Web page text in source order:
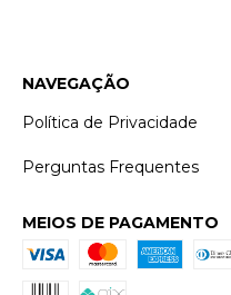
NAVEGAÇÃO
Política de Privacidade
Perguntas Frequentes
MEIOS DE PAGAMENTO